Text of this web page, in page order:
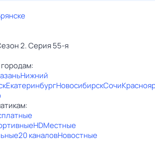
2. Серия 55-я
Нижний
ЕкатеринбургНовосибирскСочи
HDМестные
20 каналовНовостные